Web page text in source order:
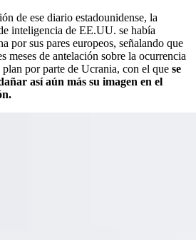
de ese diario estadounidense, la
inteligencia de EE.UU. se había
por sus pares europeos, señalando que
meses de antelación sobre la ocurrencia
por parte de Ucrania, con el que se
así aún más su imagen en el